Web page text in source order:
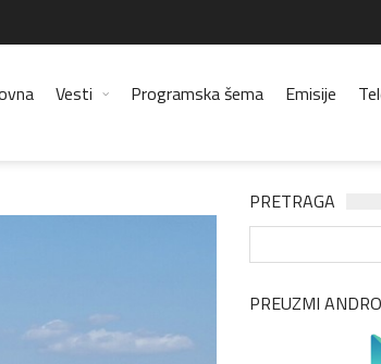
Vesti Programska šema Emisije
PRETRAGA
PREUZMI